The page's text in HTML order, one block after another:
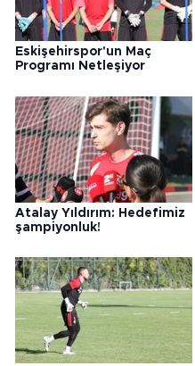
Eskişehirspor'un Maç
Programı Netleşiyor
Atalay Yıldırım: Hedefimiz
şampiyonluk!